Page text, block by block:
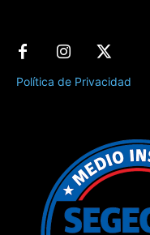
Política de Privacidad